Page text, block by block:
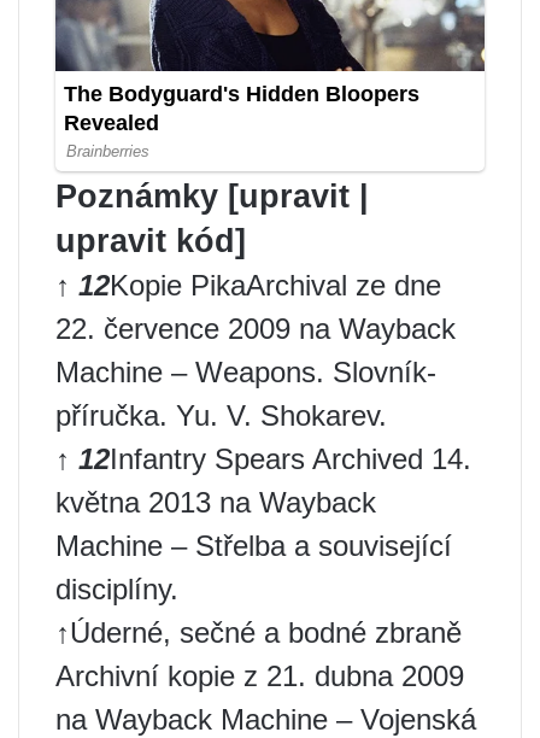
Poznámky [upravit |
upravit kód]
↑ 12Kopie PikaArchival ze dne
22. července 2009 na Wayback
Machine – Weapons. Slovník-
příručka. Yu. V. Shokarev.
↑ 12Infantry Spears Archived 14.
května 2013 na Wayback
Machine – Střelba a související
disciplíny.
↑Úderné, sečné a bodné zbraně
Archivní kopie z 21. dubna 2009
na Wayback Machine – Vojenská